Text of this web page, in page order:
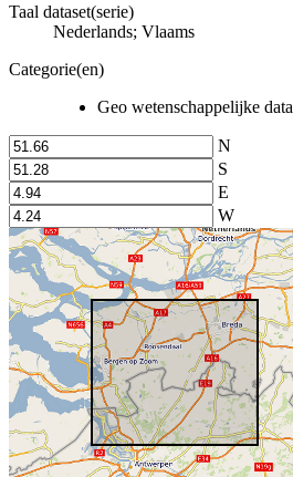
Taal dataset(serie)
Nederlands; Vlaams
Categorie(en)
Geo wetenschappelijke data
N
S
E
W